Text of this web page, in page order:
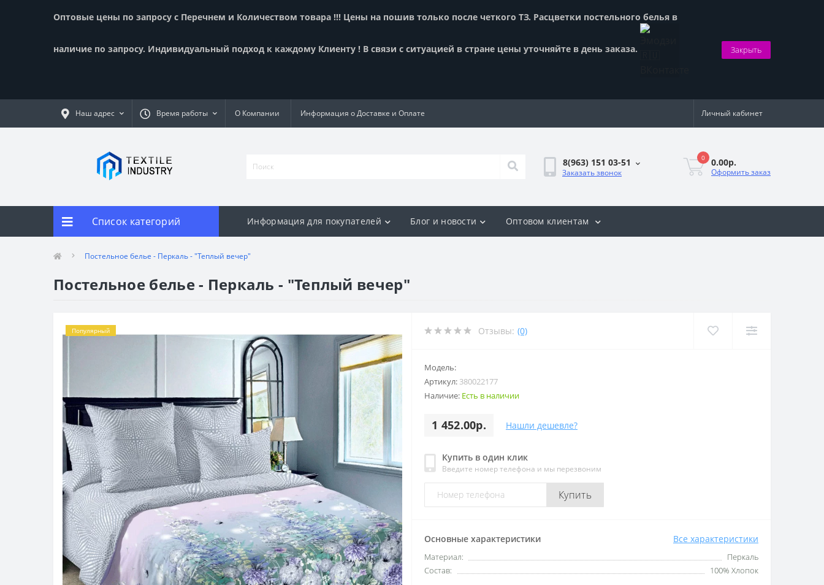
Оптовые цены по запросу с Перечнем и Количеством товара !!! Цены на пошив только после четкого ТЗ. Расцветки постельного белья в
наличие по запросу. Индивидуальный подход к каждому Клиенту ! В связи с ситуацией в стране цены уточняйте в день заказа. Закрыть
Наш адрес Время работы О Компании Информация о Доставке и Оплате Личный кабинет
8(963) 151 03-51
Заказать звонок
0 0.00р.
Оформить заказ
Список категорий Информация для покупателей Блог и новости Оптовом клиентам
Постельное белье - Перкаль - "Теплый вечер"
Постельное белье - Перкаль - "Теплый вечер"
Популярный Отзывы: (0)
Модель:
Артикул: 380022177
Наличие: Есть в наличии
1 452.00р. Нашли дешевле?
Купить в один клик
Введите номер телефона и мы перезвоним
Купить
Основные характеристики Все характеристики
Материал:
Перкаль
Состав:
100% Хлопок